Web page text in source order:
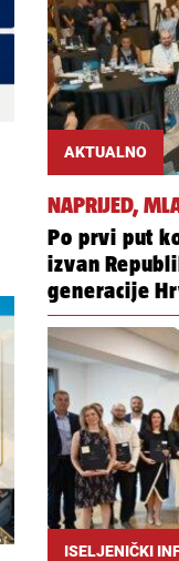
AKTUALNO
NAPRIJED,
Po prvi put
izvan
generacije
ISELJENIČKI